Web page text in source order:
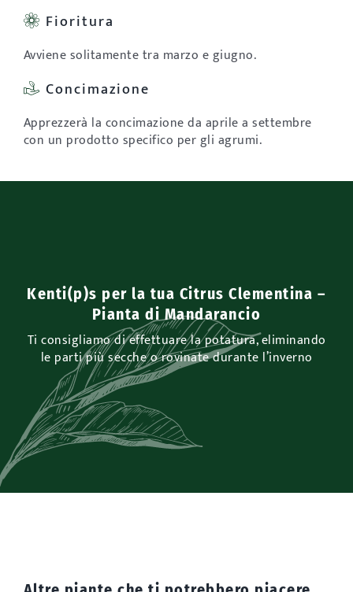
Fioritura
Avviene solitamente tra marzo e giugno.
Concimazione
Apprezzerà la concimazione da aprile a settembre
con un prodotto specifico per gli agrumi.
Kenti(p)s per la tua Citrus Clementina –
Pianta di Mandarancio
Ti consigliamo di effettuare la potatura, eliminando
le parti più secche o rovinate durante l’inverno